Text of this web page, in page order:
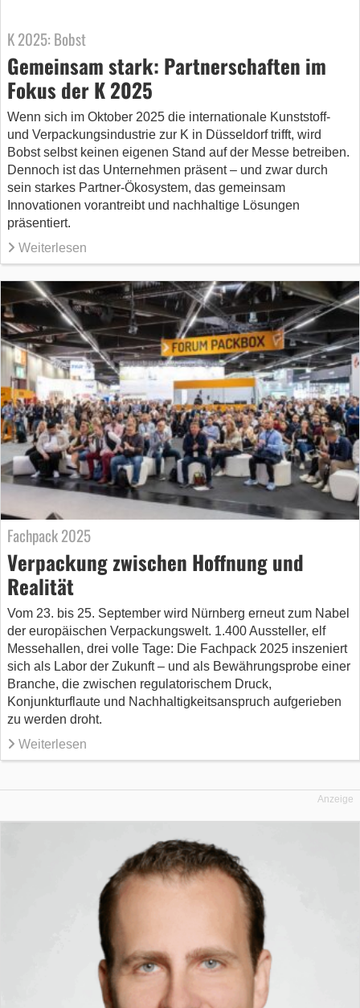
K 2025: Bobst
Gemeinsam stark: Partnerschaften im
Fokus der K 2025
Wenn sich im Oktober 2025 die internationale Kunststoff-
und Verpackungsindustrie zur K in Düsseldorf trifft, wird
Bobst selbst keinen eigenen Stand auf der Messe betreiben.
Dennoch ist das Unternehmen präsent – und zwar durch
sein starkes Partner-Ökosystem, das gemeinsam
Innovationen vorantreibt und nachhaltige Lösungen
präsentiert.
Weiterlesen
Fachpack 2025
Verpackung zwischen Hoffnung und
Realität
Vom 23. bis 25. September wird Nürnberg erneut zum Nabel
der europäischen Verpackungswelt. 1.400 Aussteller, elf
Messehallen, drei volle Tage: Die Fachpack 2025 inszeniert
sich als Labor der Zukunft – und als Bewährungsprobe einer
Branche, die zwischen regulatorischem Druck,
Konjunkturflaute und Nachhaltigkeitsanspruch aufgerieben
zu werden droht.
Weiterlesen
Anzeige